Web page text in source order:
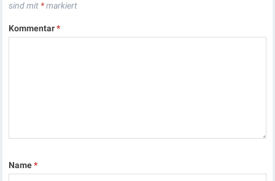
sind mit *markiert
Kommentar*
Name*